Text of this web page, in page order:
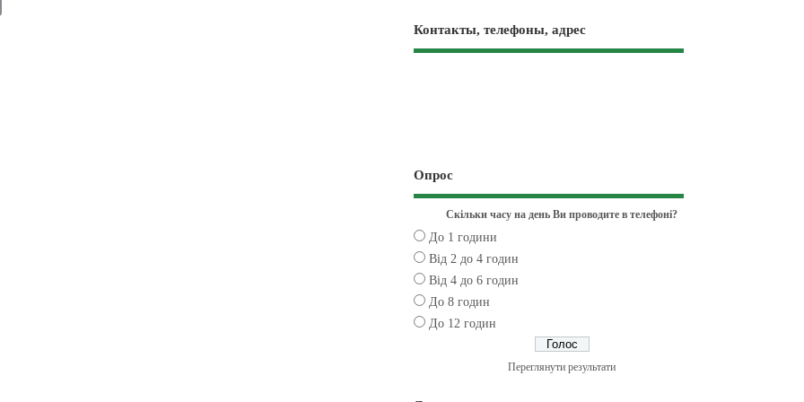
Контакты, телефоны, адрес
Опрос
Скільки часу на день Ви проводите в телефоні?
До 1 години
Від 2 до 4 годин
Від 4 до 6 годин
До 8 годин
До 12 годин
Переглянути результати